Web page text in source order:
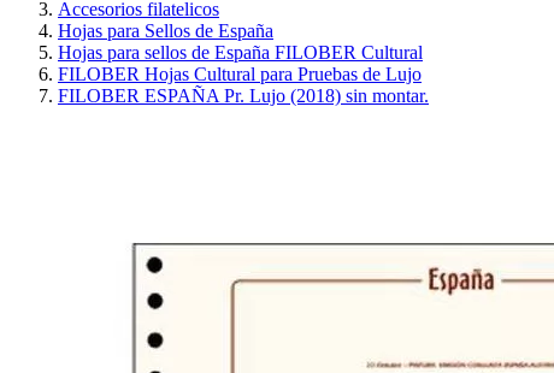
Accesorios filatelicos
Hojas para Sellos de España
Hojas para sellos de España FILOBER Cultural
FILOBER Hojas Cultural para Pruebas de Lujo
FILOBER ESPAÑA Pr. Lujo (2018) sin montar.